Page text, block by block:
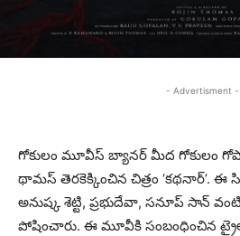
- Advertisment -
గోకులం మూవీస్ బ్యానర్ మీద గోకులం
థామస్ తెరకెక్కించిన చిత్రం ‘కథనార్’.
అనుష్క శెట్టి, ప్రభుదేవా, సనూప్ సాన్
పోషించారు. ఈ మూవీకి సంబంధించిన